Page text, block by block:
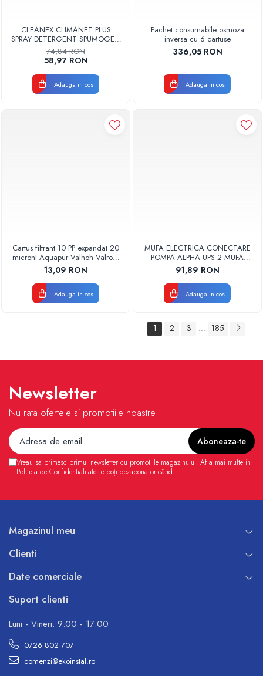
CLEANEX CLIMANET PLUS
SPRAY DETERGENT SPUMOGEN
PENTRU CURATAREA
APARATELOR DE AER
CONDITIONAT
CLINETPLUS0600
74,84 RON
58,97 RON
Adauga in cos
Pachet consumabile osmoza
inversa cu 6 cartuse
336,05 RON
Adauga in cos
Cartus filtrant 10 PP expandat 20
micronI Aquapur Valhoh Valrom
AQUA07000110020
13,09 RON
Adauga in cos
MUFA ELECTRICA CONECTARE
POMPA ALPHA UPS 2 MUFA
ELECTRICA GRUNDFOS
91,89 RON
Adauga in cos
1 2 3 ... 185
Newsletter
Nu rata ofertele si promotiile noastre
Vreau sa primesc primul newsletter cu promotiile magazinului. Afla mai multe in
Politica de Confidentialitate Te poți dezabona oricând.
Magazinul meu
Clienti
Date comerciale
Suport clienti
Luni - Vineri: 9:00 - 17:00
0726 802 707
comenzi@ekoinstal.ro